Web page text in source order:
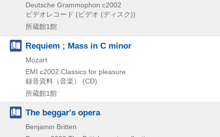
Deutsche Grammophon c2002
ビデオレコード (ビデオ (ディスク))
所蔵館1館
Requiem ; Mass in C minor
Mozart
EMI c2002 Classics for pleasure
録音資料（音楽） (CD)
所蔵館1館
The beggar's opera
Benjamin Britten